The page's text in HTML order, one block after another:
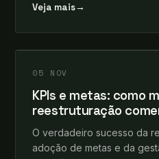
Veja mais→
INSIGHTS
05 NOV
KPIs e metas: como
reestruturação
O verdadeiro sucesso da
adoção de metas e da